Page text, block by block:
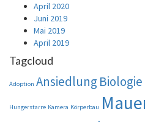
April 2020
Juni 2019
Mai 2019
April 2019
Tagcloud
Adoption Ansiedlung Biologie
Hungerstarre Kamera Körperbau